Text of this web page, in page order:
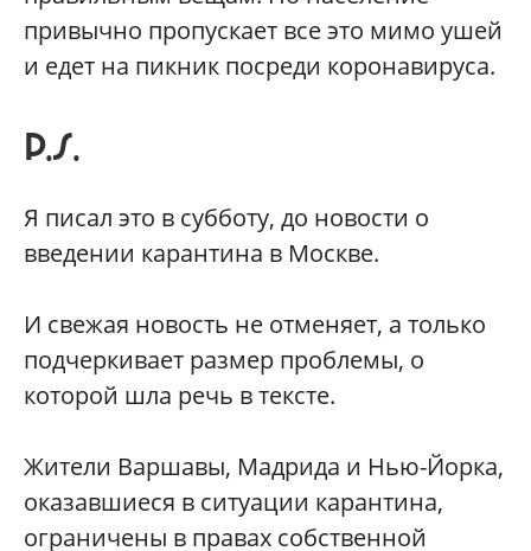
привычно пропускает все это мимо ушей
и едет на пикник посреди коронавируса.
P.S.
Я писал это в субботу, до новости о
введении карантина в Москве.
И свежая новость не отменяет, а только
подчеркивает размер проблемы, о
которой шла речь в тексте.
Жители Варшавы, Мадрида и Нью-Йорка,
оказавшиеся в ситуации карантина,
ограничены в правах собственной